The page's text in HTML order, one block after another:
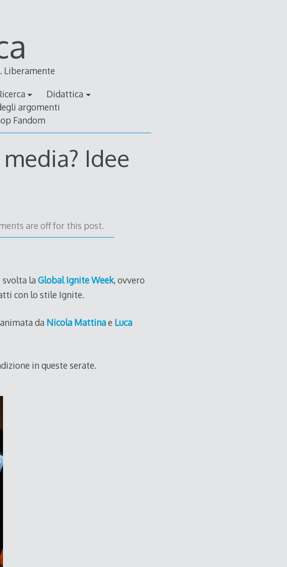
Liberamente
Didattica
argomenti
Fandom
Idee
are off for this post.
svolta laGlobal Ignite Week, ovvero
con lo stile Ignite.
animata da Nicola Mattinae Luca
in queste serate.